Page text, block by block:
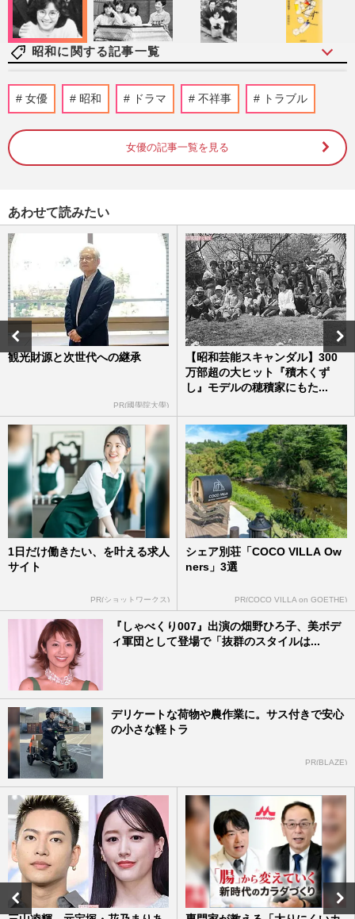
昭和に関する記事一覧
【昭和芸能スキャンダル】歌手・加藤登紀
子の「ただの左翼」で片付けられない凄絶
週刊女性2026年8月11日号 2026/8/2
子どもがシーツでマネした…
週刊女性2026年7月28日・8月4日号 2026/7/25
【昭和芸能スキャンダル】長嶋茂雄さん、
幻となった司葉子との婚約報道 日本中が
仰天した「世紀の大誤報」
週刊女性2026年6月30日号 2026/6/20
《昭和生まれが「イラっとする」略語》バ
先・タイパ・カプヌに「〇〇活」若者世代
の“謎言葉”に大混乱
週刊女性2026年6月9日・16日号 2026/6/6
昭和＆平成生まれが選ぶ《もういらない行
事》ランキング、バレンタイン・ハロウィ
ンを抑えた1位は「イース…
週刊女性2026年5月12日・19日号 2026/5/4
女優 昭和 ドラマ 不祥事 トラブル
女優の記事一覧を見る
あわせて読みたい
観光財源と次世代への継承
PR(國學院大學)
【昭和芸能スキャンダル】300
万部超の大ヒット『積木くず
し』モデルの穂積家にもた...
1日だけ働きたい、を叶える求人
サイト
PR(ショットワークス)
シェア別荘「COCO VILLA Ow
ners」3選
PR(COCO VILLA on GOETHE)
『しゃべくり007』出演の畑野ひろ子、美ボデ
ィ軍団として登場で「抜群のスタイルは...
デリケートな荷物や農作業に。サス付きで安心
の小さな軽トラ
PR(BLAZE)